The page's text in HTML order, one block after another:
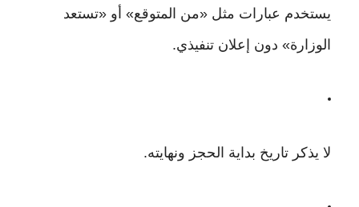
يستخدم عبارات مثل «من المتوقع» أو «تستعد
الوزارة» دون إعلان تنفيذي.
لا يذكر تاريخ بداية الحجز ونهايته.